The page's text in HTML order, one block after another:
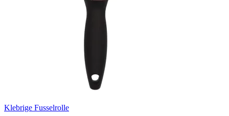
Klebrige Fusselrolle